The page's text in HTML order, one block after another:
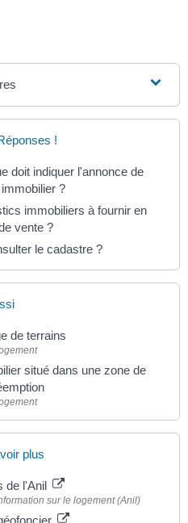
!
doit indiquer l'annonce de
immobilier ?
immobiliers à fournir en
vente ?
le cadastre ?
de terrains
situé dans une zone de
plus
de l'Anil
sur le logement (Anil)